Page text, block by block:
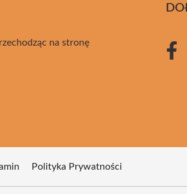
na stronę
Polityka Prywatności